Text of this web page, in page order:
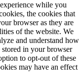
while you
the cookies that
browser as they are
of the website. We
and understand how
in your browser
to opt-out of these
may have an effect